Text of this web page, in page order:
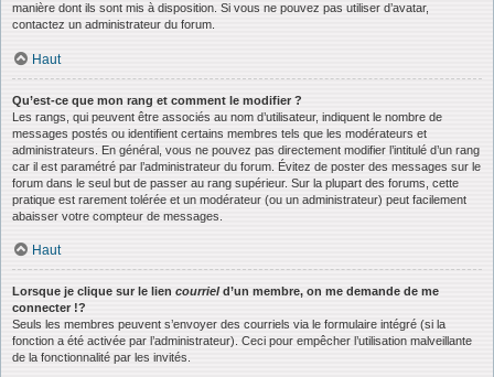
manière dont ils sont mis à disposition. Si vous ne pouvez pas utiliser d’avatar,
contactez un administrateur du forum.
Haut
Qu’est-ce que mon rang et comment le modifier ?
Les rangs, qui peuvent être associés au nom d’utilisateur, indiquent le nombre de
messages postés ou identifient certains membres tels que les modérateurs et
administrateurs. En général, vous ne pouvez pas directement modifier l’intitulé d’un rang
car il est paramétré par l’administrateur du forum. Évitez de poster des messages sur le
forum dans le seul but de passer au rang supérieur. Sur la plupart des forums, cette
pratique est rarement tolérée et un modérateur (ou un administrateur) peut facilement
abaisser votre compteur de messages.
Haut
Lorsque je clique sur le lien courrield’un membre, on me demande de me
connecter !?
Seuls les membres peuvent s’envoyer des courriels via le formulaire intégré (si la
fonction a été activée par l’administrateur). Ceci pour empêcher l’utilisation malveillante
de la fonctionnalité par les invités.